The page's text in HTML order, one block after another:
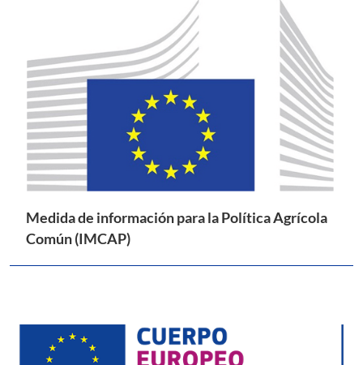
Medida de información para la Política Agrícola
Común (IMCAP)